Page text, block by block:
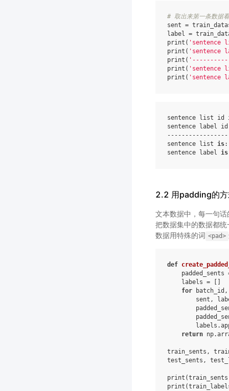
# 取出来第一条数据
sent =
label =
print (
print (
print (
print (
print (
sentence list id
sentence
label
id
sentence
list is:
sentence
label is
2.2 用padding的方
文本数据中，每一句
把数据集中的数据都
数据用特殊的词 <pad>
def
padded_sents
labels =
for
batch_id ,
sent ,
labels .
return np.
train_sents ,
test_sents ,
print (train_sents
print (